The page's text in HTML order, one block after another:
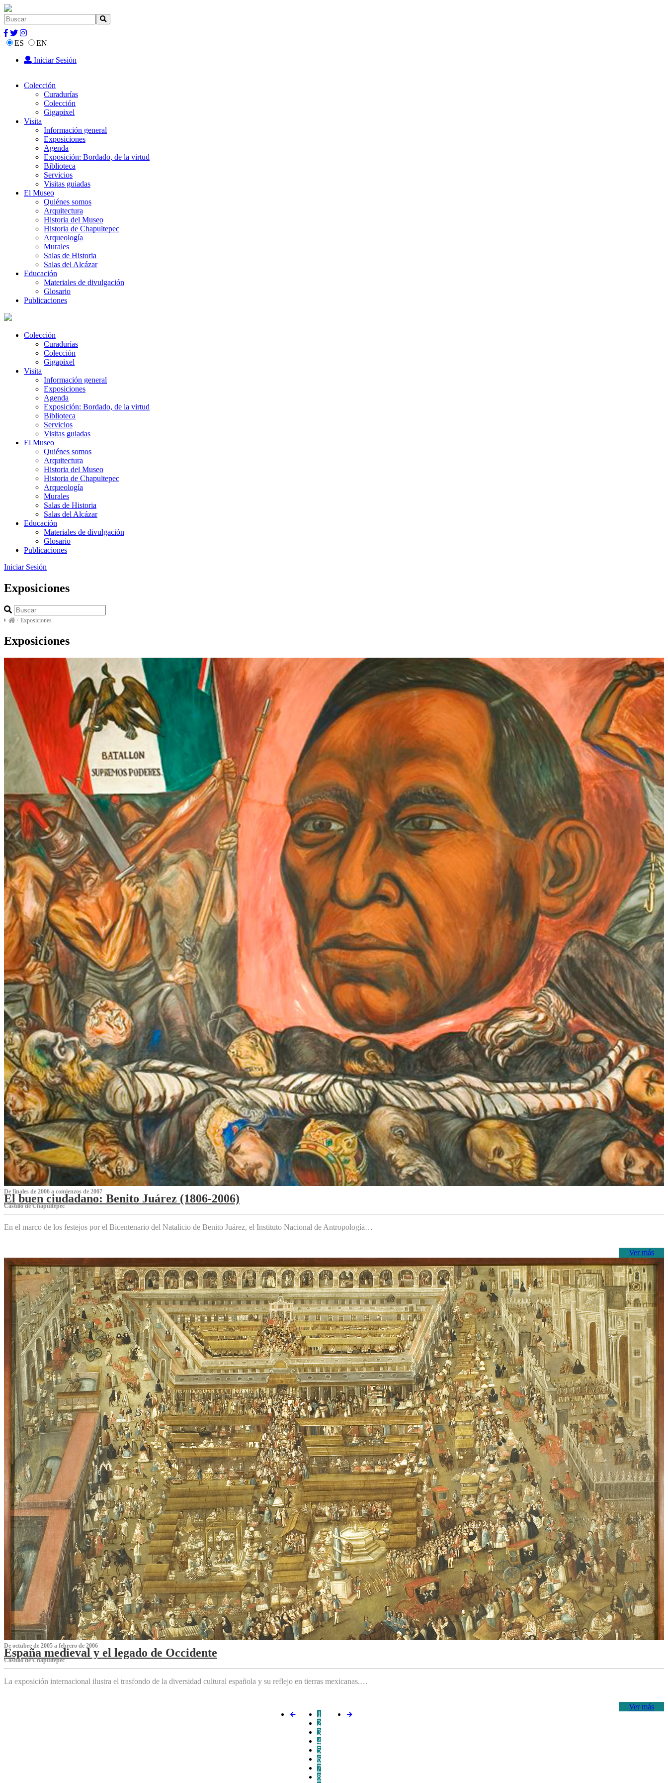
ES
EN
Iniciar Sesión
Colección
Curadurías
Colección
Gigapixel
Visita
Información general
Exposiciones
Agenda
Exposición: Bordado, de la virtud
Biblioteca
Servicios
Visitas guiadas
El Museo
Quiénes somos
Arquitectura
Historia del Museo
Historia de Chapultepec
Arqueología
Murales
Salas de Historia
Salas del Alcázar
Educación
Materiales de divulgación
Glosario
Publicaciones
Colección
Curadurías
Colección
Gigapixel
Visita
Información general
Exposiciones
Agenda
Exposición: Bordado, de la virtud
Biblioteca
Servicios
Visitas guiadas
El Museo
Quiénes somos
Arquitectura
Historia del Museo
Historia de Chapultepec
Arqueología
Murales
Salas de Historia
Salas del Alcázar
Educación
Materiales de divulgación
Glosario
Publicaciones
Iniciar Sesión
Exposiciones
/ Exposiciones
Exposiciones
De finales de 2006 a comienzos de 2007
El buen ciudadano: Benito Juárez (1806-2006)
Castillo de Chapultepec
En el marco de los festejos por el Bicentenario del Natalicio de Benito Juárez, el Instituto Nacional de Antropología…
Ver más
De octubre de 2005 a febrero de 2006
España medieval y el legado de Occidente
Castillo de Chapultepec
La exposición internacional ilustra el trasfondo de la diversidad cultural española y su reflejo en tierras mexicanas.…
Ver más
1
2
3
4
5
6
7
8